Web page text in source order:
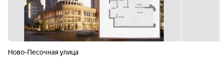
Ново-Песочная улица